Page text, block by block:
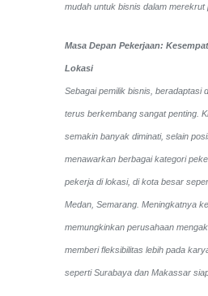
mudah untuk bisnis dalam merekrut
Masa Depan Pekerjaan:
Lokasi
Sebagai pemilik bisnis, beradaptasi
terus berkembang sangat penting.
semakin banyak diminati, selain
menawarkan berbagai kategori
pekerja di lokasi, di kota besar
Medan, Semarang. Meningkatnya
memungkinkan perusahaan
memberi fleksibilitas lebih pada
seperti Surabaya dan Makassar